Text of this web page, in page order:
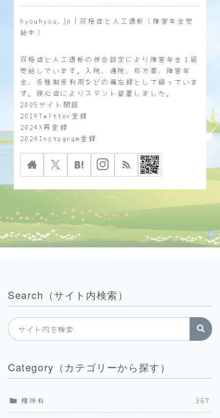
hyouhyou.jp｜双極症と人工透析（障害年金受
給中）
双極症と人工透析の併合認定により障害年金１級
受給しています。入院、通院、処方薬、障害年
金、各種制度利用などの備忘録として綴っていま
す。狭心症によりステント留置しました。
2005サイト開設
2019Twitter登録
2024X再登録
2024Instagram登録
Search（サイト内検索）
Category（カテゴリーから探す）
精神科 367